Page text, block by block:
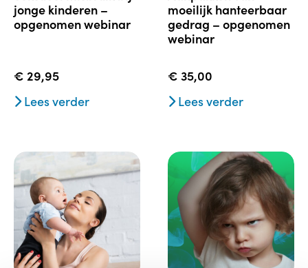
jonge kinderen –
opgenomen webinar
€ 29,95
Lees verder
moeilijk hanteerbaar
gedrag – opgenomen
webinar
€ 35,00
Lees verder